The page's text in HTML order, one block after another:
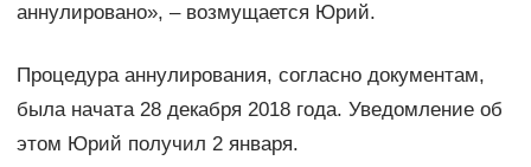
аннулировано», – возмущается Юрий.
Процедура аннулирования, согласно документам,
была начата 28 декабря 2018 года. Уведомление об
этом Юрий получил 2 января.